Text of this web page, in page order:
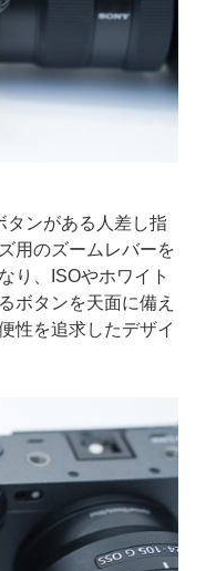
タンがある人差し指
用のズームレバーを
り、ISOやホワイト
ボタンを天面に備え
性を追求したデザイ